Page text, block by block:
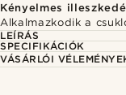
Kényelmes
Alkalmazkodik a
LEÍRÁS
SPECIFIKÁCIÓK
VÁSÁRLÓI